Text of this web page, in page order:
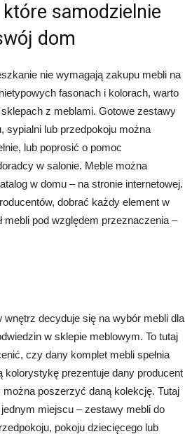
które samodzielnie
dom
nie wymagają zakupu mebli na
fasonach i kolorach, warto
z meblami. Gotowe zestawy
sypialni lub przedpokoju można
lub poprosić o pomoc
w salonie. Meble można
w domu – na stronie internetowej.
dobrać każdy element w
mebli pod względem przeznaczenia –
wnętrz decyduje się na wybór mebli dla
w sklepie meblowym. To tutaj
czy dany komplet mebli spełnia
kolorystykę prezentuje dany producent
można poszerzyć daną kolekcję. Tutaj
miejscu – zestawy mebli do
pokoju dziecięcego lub